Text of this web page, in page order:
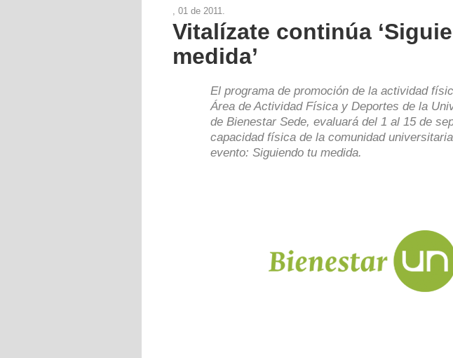
, 01 de 2011.
Vitalízate continúa
medida’
El programa de promoción de la actividad
Área de Actividad Física y Deportes de la
de Bienestar Sede, evaluará del 1 al 15 de
capacidad física de la comunidad
evento: Siguiendo tu medida.